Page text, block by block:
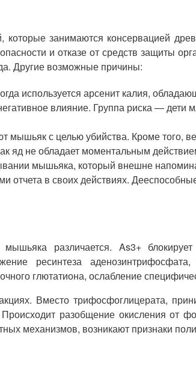
занимаются консервацией
и отказе от средств защиты
Другие возможные причины:
используется арсенит калия,
влияние. Группа риска —
с целью убийства. Кроме того,
яд не обладает моментальным
мышьяка, который внешне
отчета в своих действиях.
различается. As3+
ресинтеза
глютатиона, ослабление
Вместо трифосфоглицерата,
разобщение окисления от
механизмов, возникают признаки